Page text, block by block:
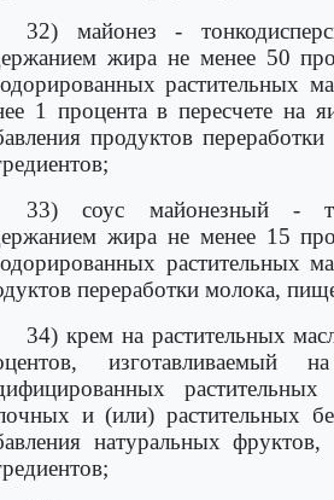
32) майонез -
жира не менее 50
растительных
1 процента в пересчете на
продуктов
33) соус майонезный -
жира не менее 15
растительных
переработки молока,
34) крем на растительных
и (или) растительных
натуральных